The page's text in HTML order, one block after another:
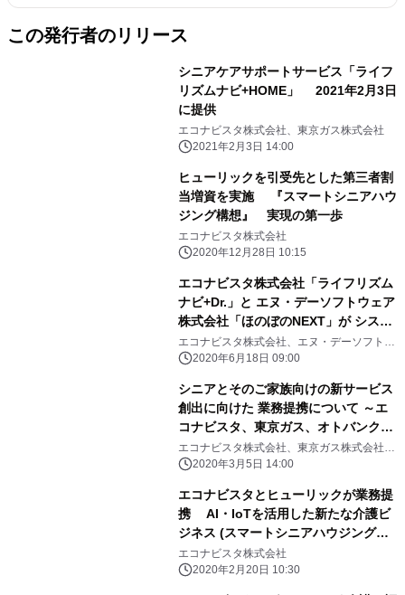
この発行者のリリース
シニアケアサポートサービス「ライフ
リズムナビ+HOME」 2021年2月3日
に提供
エコナビスタ株式会社、東京ガス株式会社
2021年2月3日 14:00
ヒューリックを引受先とした第三者割
当増資を実施 『スマートシニアハウ
ジング構想』 実現の第一歩
エコナビスタ株式会社
2020年12月28日 10:15
エコナビスタ株式会社「ライフリズム
ナビ+Dr.」と エヌ・デーソフトウェア
株式会社「ほのぼのNEXT」が システ
ム連携開始！バイタルデータなど自動
記録へ 『ツクイ・ののあおやま』へ
エコナビスタ株式会社、エヌ・デーソフトウ
ェア株式会社
2020年6月18日 09:00
シニアとそのご家族向けの新サービス
創出に向けた 業務提携について ～エ
コナビスタ、東京ガス、オトバンク、
ユカイ工学が共創～
エコナビスタ株式会社、東京ガス株式会社、
株式会社オトバンク、ユカイ工学株式会社
2020年3月5日 14:00
エコナビスタとヒューリックが業務提
携 AI・IoTを活用した新たな介護ビ
ジネス (スマートシニアハウジング構
想)に着手
エコナビスタ株式会社
2020年2月20日 10:30